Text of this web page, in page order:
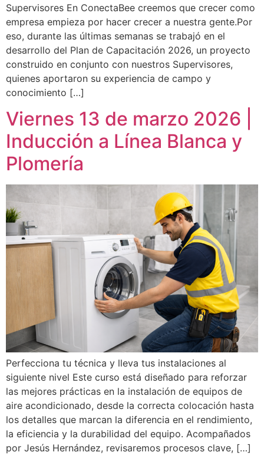
Supervisores En ConectaBee creemos que crecer como
empresa empieza por hacer crecer a nuestra gente.Por
eso, durante las últimas semanas se trabajó en el
desarrollo del Plan de Capacitación 2026, un proyecto
construido en conjunto con nuestros Supervisores,
quienes aportaron su experiencia de campo y
conocimiento […]
Viernes 13 de marzo 2026 |
Inducción a Línea Blanca y
Plomería
Perfecciona tu técnica y lleva tus instalaciones al
siguiente nivel Este curso está diseñado para reforzar
las mejores prácticas en la instalación de equipos de
aire acondicionado, desde la correcta colocación hasta
los detalles que marcan la diferencia en el rendimiento,
la eficiencia y la durabilidad del equipo. Acompañados
por Jesús Hernández, revisaremos procesos clave, […]